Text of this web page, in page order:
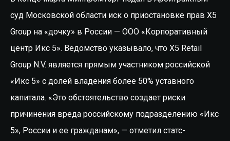
суд Московской области иск о приостановке прав X5
Group на «дочку» в России — ООО «Корпоративный
центр Икс 5». Ведомство указывало, что X5 Retail
Group N.V. является прямым участником российской
«Икс 5» с долей владения более 50% уставного
капитала. «Это обстоятельство создает риски
причинения вреда российскому подразделению «Икс
5», России и ее гражданам», — отметил статс-